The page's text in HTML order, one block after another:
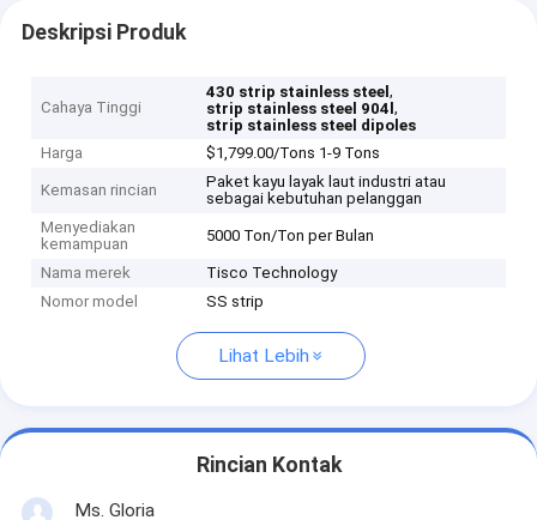
Deskripsi Produk
Cahaya Tinggi
430 strip stainless steel,
strip stainless steel 904l,
strip stainless steel dipoles
Harga
$1,799.00/Tons 1-9 Tons
Kemasan rincian
Paket kayu layak laut industri atau
sebagai kebutuhan pelanggan
Menyediakan
kemampuan
5000 Ton/Ton per Bulan
Nama merek
Tisco Technology
Nomor model
SS strip
Lihat Lebih
Rincian Kontak
Ms. Gloria